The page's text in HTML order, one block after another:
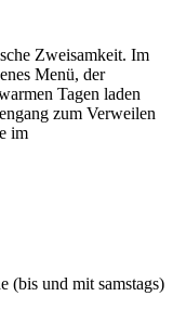
Zweisamkeit. Im
Menü, der
Tagen laden
zum Verweilen
im
(bis und mit samstags)